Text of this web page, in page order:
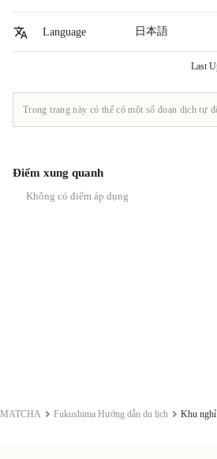
Language 日本語
Last
Trong trang này có thể có một số đoạn dịch tự
Điểm xung quanh
Không có điểm áp dụng
MATCHA Fukushima Hướng dẫn du lịch Khu